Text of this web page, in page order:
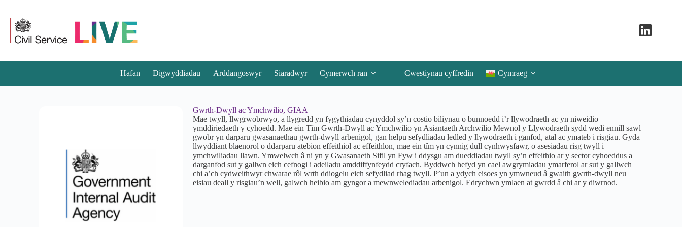
Hafan Digwyddiadau Arddangoswyr Siaradwyr Cymerwch ran Cwestiynau cyffredin Cymraeg
Gwrth-Dwyll ac Ymchwilio, GIAA
Mae twyll, llwgrwobrwyo, a llygredd yn fygythiadau cynyddol sy’n costio biliynau o bunnoedd i’r llywodraeth ac yn niweidio
ymddiriedaeth y cyhoedd. Mae ein Tîm Gwrth-Dwyll ac Ymchwilio yn Asiantaeth Archwilio Mewnol y Llywodraeth sydd wedi ennill sawl
gwobr yn darparu gwasanaethau gwrth-dwyll arbenigol, gan helpu sefydliadau ledled y llywodraeth i ganfod, atal ac ymateb i risgiau. Gyda
llwyddiant blaenorol o ddarparu atebion effeithiol ac effeithlon, mae ein tîm yn cynnig dull cynhwysfawr, o asesiadau risg twyll i
ymchwiliadau llawn. Ymwelwch â ni yn y Gwasanaeth Sifil yn Fyw i ddysgu am dueddiadau twyll sy’n effeithio ar y sector cyhoeddus a
darganfod sut y gallwn eich cefnogi i adeiladu amddiffynfeydd cryfach. Byddwch hefyd yn cael awgrymiadau ymarferol ar sut y gallwch
chi a’ch cydweithwyr chwarae rôl wrth ddiogelu eich sefydliad rhag twyll. P’un a ydych eisoes yn ymwneud â gwaith gwrth-dwyll neu
eisiau deall y risgiau’n well, galwch heibio am gyngor a mewnwelediadau arbenigol. Edrychwn ymlaen at gwrdd â chi ar y diwrnod.